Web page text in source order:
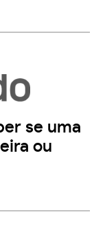
se uma
ou